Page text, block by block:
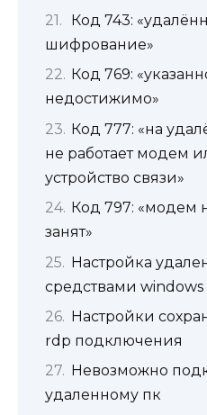
Код 743:
шифрование»
Код 769:
недостижимо»
Код 777: «на
не работает модем
устройство связи»
Код 797: «модем
занят»
Настройка
средствами windows
Настройки
rdp подключения
Невозможно
удаленному пк